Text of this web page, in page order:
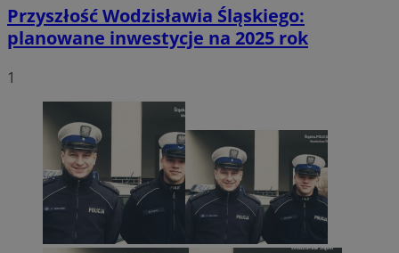
Przyszłość Wodzisławia Śląskiego:
planowane inwestycje na 2025 rok
1